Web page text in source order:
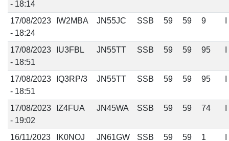
- 18:14
17/08/2023
- 18:24
IW2MBA JN55JC SSB 59 59 9
17/08/2023
- 18:51
IU3FBL JN55TT SSB 59 59 95
17/08/2023
- 18:51
IQ3RP/3 JN55TT SSB 59 59 95
17/08/2023
- 19:02
IZ4FUA JN45WA SSB 59 59 74
16/11/2023 IK0NOJ JN61GW SSB 59 59 1